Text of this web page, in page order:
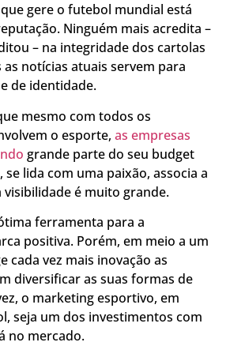
gere o futebol mundial está
Ninguém mais acredita –
– na integridade dos cartolas
notícias atuais servem para
de identidade.
mesmo com todos os
o esporte,as empresas
grande parte do seu budget
lida com uma paixão, associa a
visibilidade é muito grande.
ferramenta para a
positiva. Porém, em meio a um
cada vez mais inovação as
diversificar as suas formas de
o marketing esportivo, em
seja um dos investimentos com
no mercado.